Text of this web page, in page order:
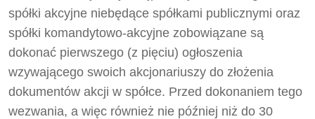
spółki akcyjne niebędące spółkami publicznymi oraz
spółki komandytowo-akcyjne zobowiązane są
dokonać pierwszego (z pięciu) ogłoszenia
wzywającego swoich akcjonariuszy do złożenia
dokumentów akcji w spółce. Przed dokonaniem tego
wezwania, a więc również nie później niż do 30